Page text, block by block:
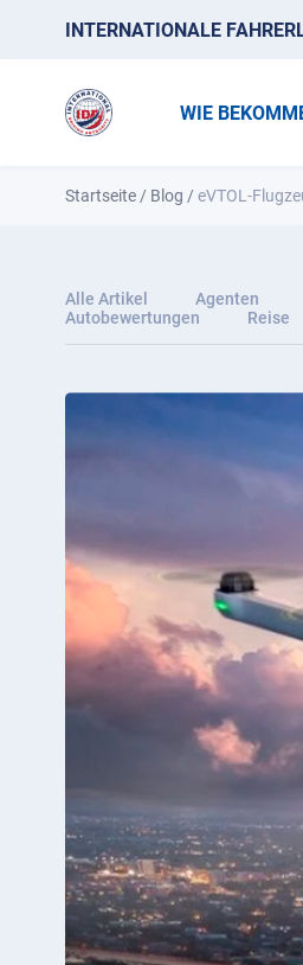
INTERNATIONALE
WIE
Startseite / Blog /eVTOL-
Alle Artikel Agenten
Autobewertungen
Reise